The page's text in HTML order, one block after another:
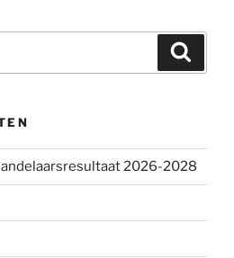
2026-2028